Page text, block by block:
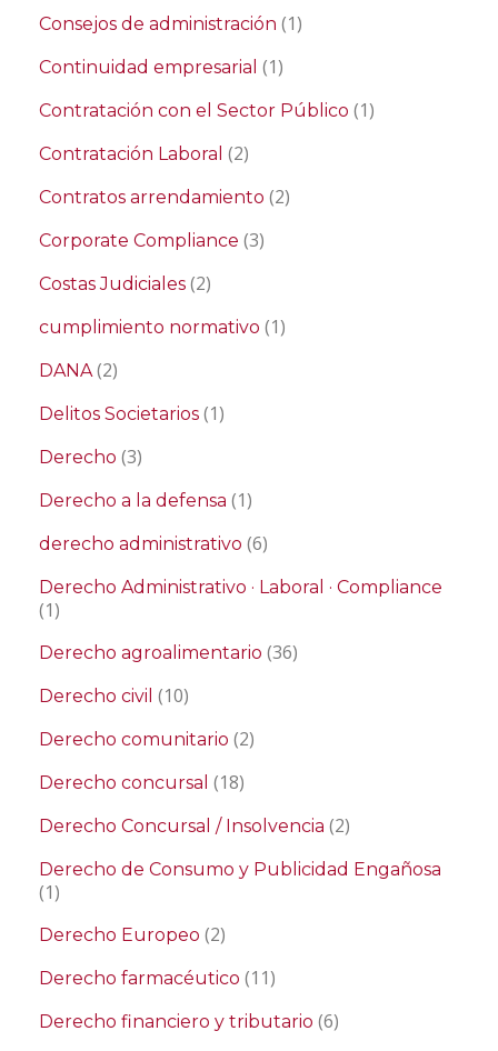
Consejos de administración (1)
Continuidad empresarial (1)
Contratación con el Sector Público (1)
Contratación Laboral (2)
Contratos arrendamiento (2)
Corporate Compliance (3)
Costas Judiciales (2)
cumplimiento normativo (1)
DANA(2)
Delitos Societarios (1)
Derecho (3)
Derecho a la defensa (1)
derecho administrativo (6)
Derecho Administrativo · Laboral · Compliance
(1)
Derecho agroalimentario (36)
Derecho civil (10)
Derecho comunitario (2)
Derecho concursal (18)
Derecho Concursal / Insolvencia (2)
Derecho de Consumo y Publicidad Engañosa
(1)
Derecho Europeo (2)
Derecho farmacéutico (11)
Derecho financiero y tributario (6)